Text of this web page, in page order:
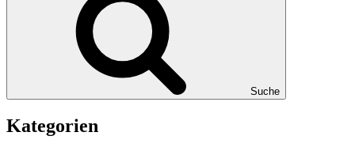
Suche
Kategorien